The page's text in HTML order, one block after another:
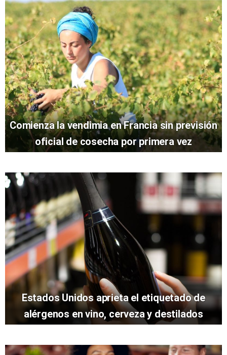
Comienza la vendimia en Francia sin previsión
oficial de cosecha por primera vez
Estados Unidos aprieta el etiquetado de
alérgenos en vino, cerveza y destilados